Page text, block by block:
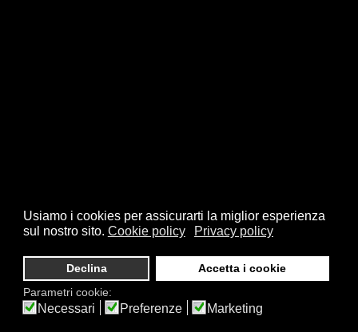
Usiamo i cookies per assicurarti la miglior esperienza
sul nostro sito. Cookie policy Privacy policy
Declina
Accetta i cookie
Parametri cookie:
Necessari Preferenze Marketing